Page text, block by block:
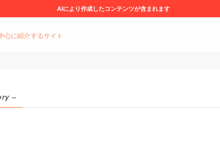
AIにより作成したコンテンツが含まれます
心に紹介するサイト
–